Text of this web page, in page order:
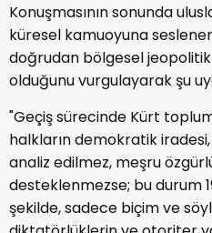
Konuşmasının sonunda
küresel kamuoyuna
doğrudan bölgesel
olduğunu vurgulayarak şu
"Geçiş sürecinde Kürt
halkların demokratik iradesi,
analiz edilmez, meşru
desteklenmezse; bu durum
şekilde, sadece biçim ve